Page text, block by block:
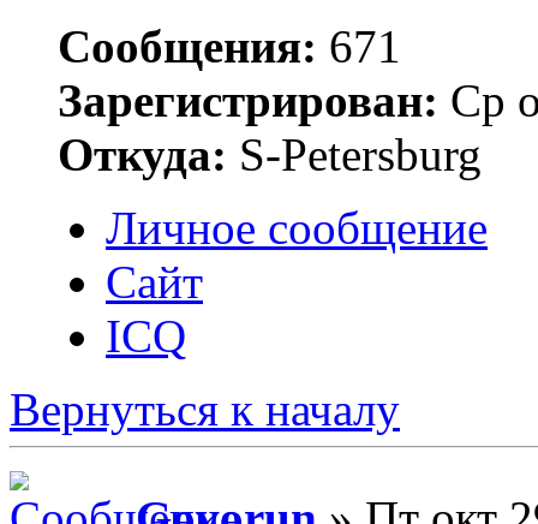
Сообщения: 671
Зарегистрирован: Ср
Откуда: S-Petersburg
Личное сообщение
Сайт
ICQ
Вернуться к началу